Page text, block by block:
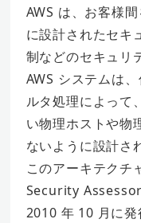
AWS は、お客様
に設計されたセキ
制などのセキュリ
AWS システムは
ルタ処理によって
い物理ホストや物
ないように設計さ
このアーキテク
Security Assessor
2010 年 10 月に発